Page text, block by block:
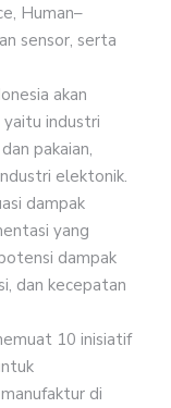
Human–
sensor, serta
akan
industri
pakaian,
elektonik.
dampak
yang
dampak
dan kecepatan
10 inisiatif
di